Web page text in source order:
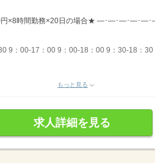
円×8時間勤務×20日の場合★ ―･―･―･―･―
9：00-17：00 9：00-18：00 9：30-18：
もっと見る
求人詳細を見る